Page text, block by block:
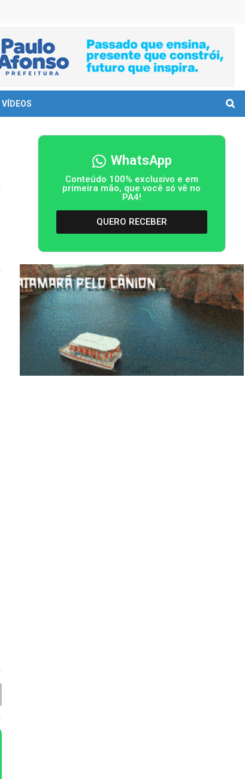
VÍDEOS
WhatsApp
Conteúdo 100% exclusivo e em
primeira mão, que você só vê no
PA4!
QUERO RECEBER